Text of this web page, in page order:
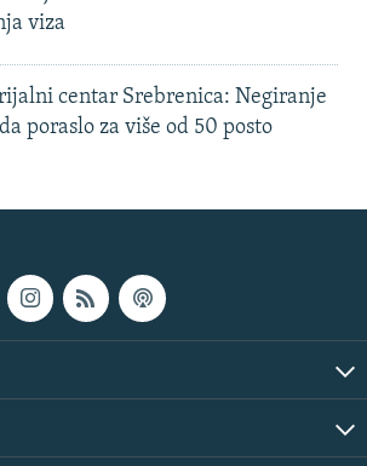
viza
centar Srebrenica: Negiranje
poraslo za više od 50 posto